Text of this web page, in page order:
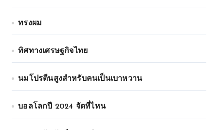
ทรงผม
ทิศทางเศรษฐกิจไทย
นมโปรตีนสูงสำหรับคนเป็นเบาหวาน
บอลโลกปี 2024 จัดที่ไหน